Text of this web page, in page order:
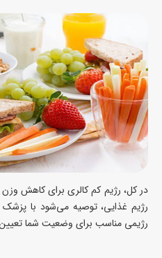
در کل، رژیم کم کالری برای کاهش
رژیم غذایی، توصیه می‌شود با
رژیمی مناسب برای وضعیت شما